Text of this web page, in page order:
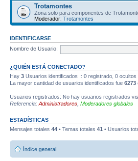
Trotamontes
Zona solo para componentes de
Moderador: Trotamontes
IDENTIFICARSE
Nombre de Usuario:
¿QUIÉN ESTÁ CONECTADO?
Hay 3 Usuarios identificados :: 0 registrado, 0
La mayor cantidad de usuarios identificados fue 6273
Usuarios registrados: No hay usuarios registrados
Referencia: Administradores Moderadores globales
ESTADÍSTICAS
Mensajes totales 44 • Temas totales 41 • Usuarios
Índice general